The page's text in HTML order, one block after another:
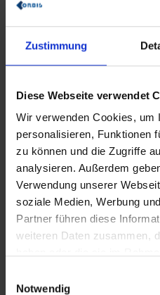
Zustimmung
Diese Webseite verwendet
Wir verwenden Cookies, um
personalisieren, Funktionen
zu können und die Zugriffe
analysieren. Außerdem
Verwendung unserer
soziale Medien, Werbung
Partner führen diese
weiteren Daten zusammen,
Notwendig
Maximale Flexibilität
Unternehmen können ihre
individualisierten Prozesse
und in die Private Cloud
zudem umfangreiche
Kernsystem und die Integration
schützt bestehende
kritische,
optimal unterstützt werden.